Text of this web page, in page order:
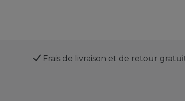
Frais de livraison et de retour